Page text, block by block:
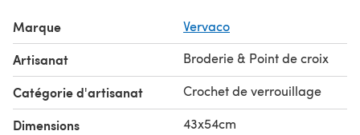
Marque Vervaco
Artisanat Broderie & Point de croix
Catégorie d'artisanat Crochet de verrouillage
Dimensions 43x54cm